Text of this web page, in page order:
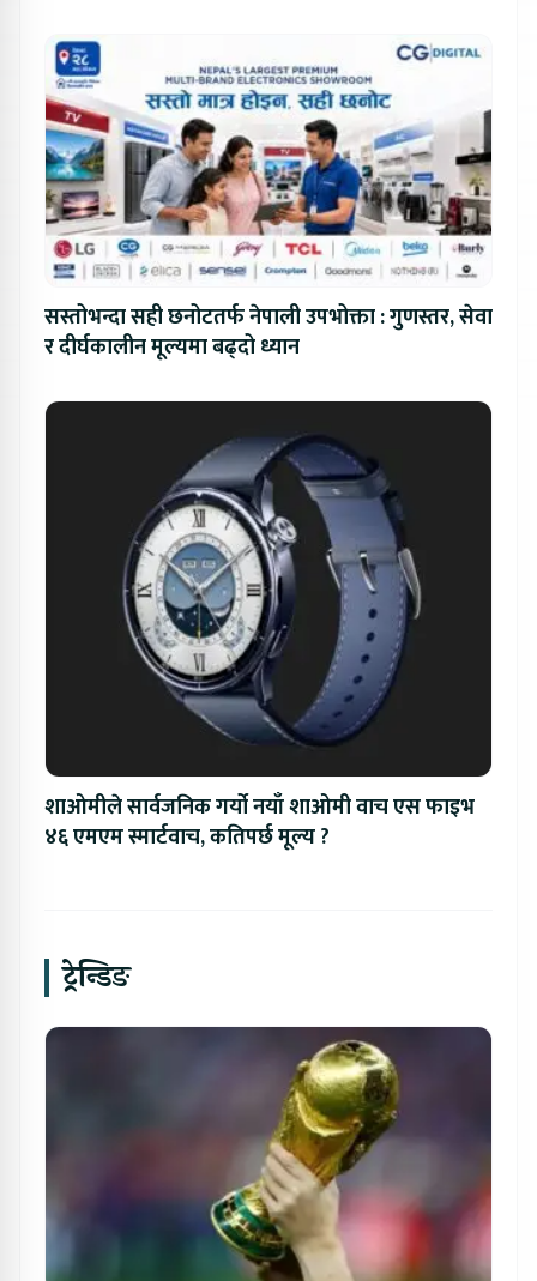
सस्तोभन्दा सही छनोटतर्फ नेपाली उपभोक्ता : गुणस्तर, सेवा
र दीर्घकालीन मूल्यमा बढ्दो ध्यान
शाओमीले सार्वजनिक गर्यो नयाँ शाओमी वाच एस फाइभ
४६ एमएम स्मार्टवाच, कतिपर्छ मूल्य ?
ट्रेन्डिङ